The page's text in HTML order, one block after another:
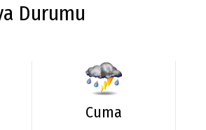
Durumu
Yazarları
Galeri
Etkinlikler
Durumu
Cuma